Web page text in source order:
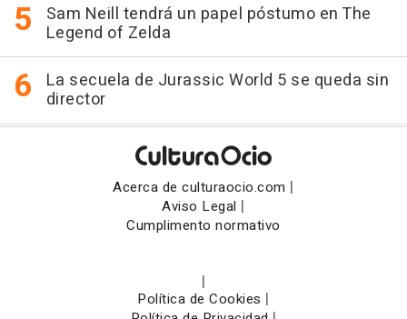
Sam Neill tendrá un papel póstumo en The
Legend of Zelda
La secuela de Jurassic World 5 se queda sin
director
Acerca de culturaocio.com |
Aviso Legal |
Cumplimento normativo
|
Política de Cookies |